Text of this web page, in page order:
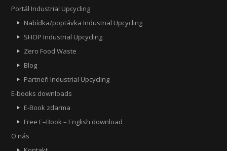
Portál Industrial Upcycling
Nabídka/poptávka Industrial Upcycling
SHOP Industrial Upcycling
Zero Food Waste
Blog
Partneři Industrial Upcycling
E-books downloads
E-Book zdarma
Free E–Book – English download
O nás